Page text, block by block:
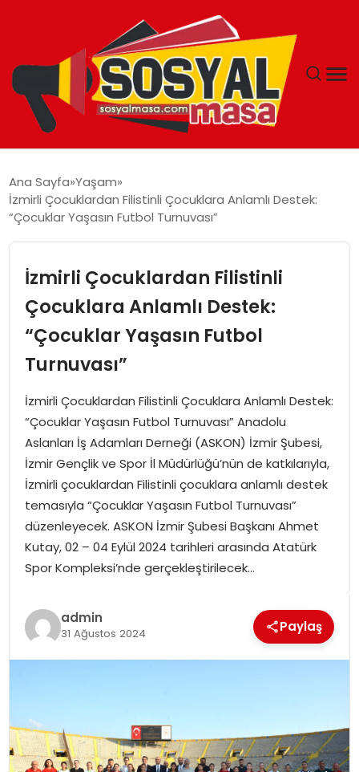
EKONOMI
EĞITIM
GÜNDEM
MAGAZIN
Ana Sayfa Yaşam
İzmirli Çocuklardan Filistinli Çocuklara Anlamlı Destek:
“Çocuklar Yaşasın Futbol Turnuvası”
İzmirli Çocuklardan Filistinli
Çocuklara Anlamlı Destek:
“Çocuklar Yaşasın Futbol
Turnuvası”
İzmirli Çocuklardan Filistinli Çocuklara Anlamlı Destek:
“Çocuklar Yaşasın Futbol Turnuvası” Anadolu
Aslanları İş Adamları Derneği (ASKON) İzmir Şubesi,
İzmir Gençlik ve Spor İl Müdürlüğü’nün de katkılarıyla,
İzmirli çocuklardan Filistinli çocuklara anlamlı destek
temasıyla “Çocuklar Yaşasın Futbol Turnuvası”
düzenleyecek. ASKON İzmir Şubesi Başkanı Ahmet
Kutay, 02 – 04 Eylül 2024 tarihleri arasında Atatürk
Spor Kompleksi’nde gerçekleştirilecek…
admin
31 Ağustos 2024 Paylaş